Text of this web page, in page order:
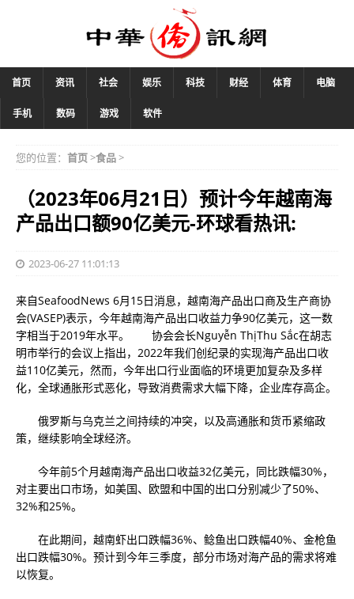
首页 资讯 社会 娱乐 科技 财经 体育 电脑
手机 数码 游戏 软件
您的位置： 首页>食品>
（2023年06月21日）预计今年越南海
产品出口额90亿美元-环球看热讯:
2023-06-27 11:01:13
来自SeafoodNews 6月15日消息，越南海产品出口商及生产商协
会(VASEP)表示，今年越南海产品出口收益力争90亿美元，这一数
字相当于2019年水平。 协会会长Nguyễn ThịThu Sắc在胡志
明市举行的会议上指出，2022年我们创纪录的实现海产品出口收
益110亿美元，然而，今年出口行业面临的环境更加复杂及多样
化，全球通胀形式恶化，导致消费需求大幅下降，企业库存高企。
俄罗斯与乌克兰之间持续的冲突，以及高通胀和货币紧缩政
策，继续影响全球经济。
今年前5个月越南海产品出口收益32亿美元，同比跌幅30%，
对主要出口市场，如美国、欧盟和中国的出口分别减少了50%、
32%和25%。
在此期间，越南虾出口跌幅36%、鲶鱼出口跌幅40%、金枪鱼
出口跌幅30%。预计到今年三季度，部分市场对海产品的需求将难
以恢复。